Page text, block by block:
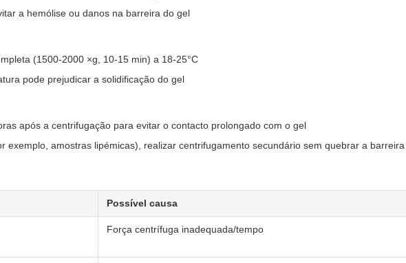
a hemólise ou danos na barreira do gel
(1500-2000 ×g, 10-15 min) a 18-25°C
pode prejudicar a solidificação do gel
após a centrifugação para evitar o contacto prolongado com o gel
exemplo, amostras lipémicas), realizar centrifugamento secundário sem quebrar a
Possível causa
Força centrífuga inadequada/tempo